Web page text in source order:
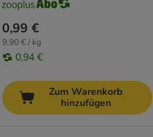
0,99 €
9,90 € / kg
0,94 €
Zum Warenkorb
hinzufügen